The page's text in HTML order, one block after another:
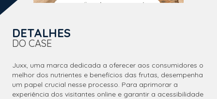
DETALHES
DO CASE
Juxx, uma marca dedicada a oferecer aos consumidores o
melhor dos nutrientes e benefícios das frutas, desempenha
um papel crucial nesse processo. Para aprimorar a
experiência dos visitantes online e garantir a acessibilidade